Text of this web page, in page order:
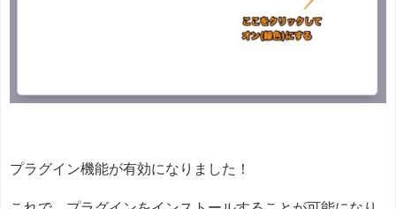
プラグイン機能が有効になりました！